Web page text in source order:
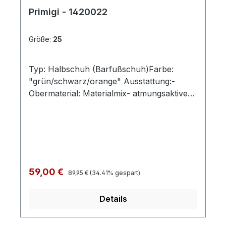
Primigi - 1420022
Größe: 25
Typ: Halbschuh (Barfußschuh)Farbe:
"grün/schwarz/orange" Ausstattung:-
Obermaterial: Materialmix- atmungsaktives
Verkaufspreis:
59,00 € Regulärer Preis:
89,95 € (34.41% gespart)
Details